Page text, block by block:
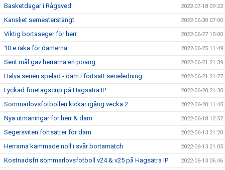
Basketdagar i Rågsved 2022-07-18 09:22
Kansliet semesterstängt 2022-06-30 07:00
Viktig bortaseger för herr 2022-06-27 10:00
10:e raka för damerna 2022-06-25 11:49
Sent mål gav herrarna en poäng 2022-06-21 21:39
Halva serien spelad - dam i fortsatt serieledning 2022-06-21 21:27
Lyckad företagscup på Hagsätra IP 2022-06-20 21:30
Sommarlovsfotbollen kickar igång vecka 2 2022-06-20 11:45
Nya utmaningar för herr & dam 2022-06-18 12:52
Segersviten fortsätter för dam 2022-06-13 21:20
Herrarna kammade noll i svår bortamatch 2022-06-13 21:05
Kostnadsfri sommarlovsfotboll v24 & v25 på Hagsätra IP 2022-06-13 06:46